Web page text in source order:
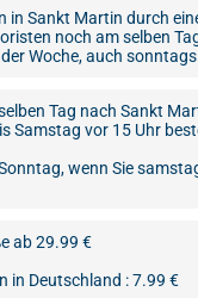
in Sankt Martin durch
noch am selben
Woche, auch
Tag nach Sankt
Samstag vor 15 Uhr
wenn Sie
ab 29.99 €
in Deutschland : 7.99 €